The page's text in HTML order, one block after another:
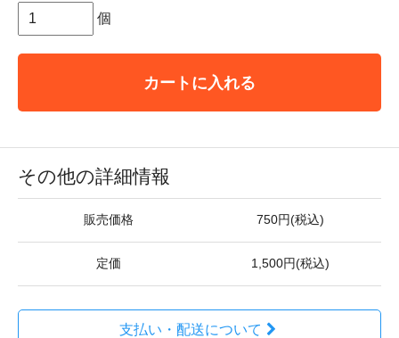
個
カートに入れる
その他の詳細情報
販売価格 750円(税込)
定価 1,500円(税込)
支払い・配送について